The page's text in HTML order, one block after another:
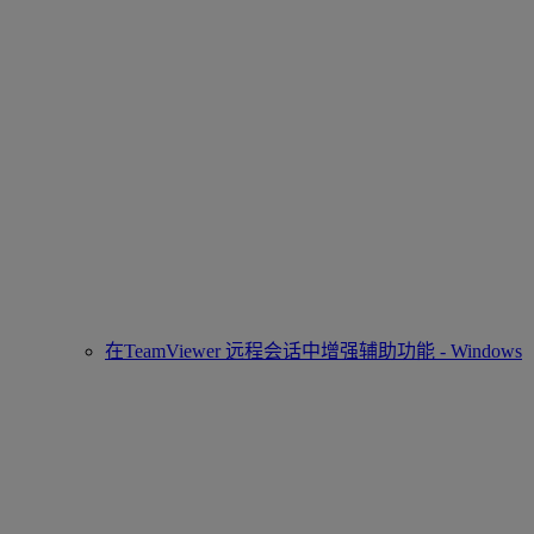
在TeamViewer 远程会话中增强辅助功能 - Windows